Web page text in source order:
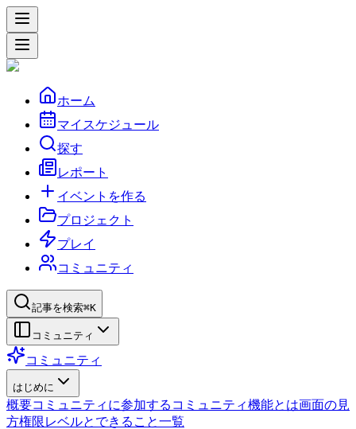
ホーム
マイスケジュール
探す
レポート
イベントを作る
プロジェクト
プレイ
コミュニティ
記事を検索⌘K
コミュニティ
コミュニティ
はじめに
概要コミュニティに参加する コミュニティ機能とは画面の見
方権限レベルとできること一覧